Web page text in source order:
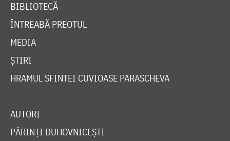
BIBLIOTECĂ
ÎNTREABĂ PREOTUL
MEDIA
ȘTIRI
HRAMUL SFINTEI CUVIOASE PARASCHEVA
AUTORI
PĂRINȚI DUHOVNICEȘTI